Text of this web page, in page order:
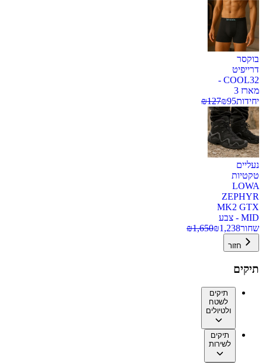
בוקסר
דרייפיט
COOL32 -
מארז 3
יחידות
₪95
₪127
נעליים
טקטיות
LOWA
ZEPHYR
MK2 GTX
MID - צבע
שחור
₪1,238
₪1,650
חזור
תיקים
תיקים
לשטח
ולטיולים
תיקים
לשירות